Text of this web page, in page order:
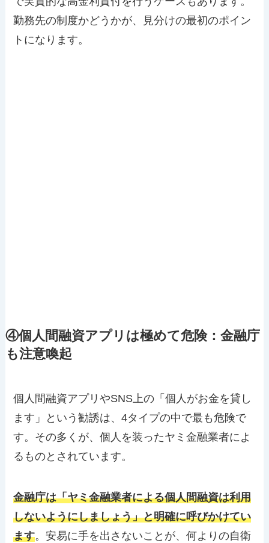
勤務先の制度かどうかが、見分けの最初のポイン
トになります。
④個人間融資アプリは極めて危険：金融庁
も注意喚起
個人間融資アプリやSNS上の「個人がお金を貸し
ます」という勧誘は、4タイプの中で最も危険で
す。その多くが、個人を装ったヤミ金融業者によ
るものとされています。
金融庁は「ヤミ金融業者による個人間融資は利用
しないようにしましょう」と明確に呼びかけてい
ます。安易に手を出さないことが、何よりの自衛